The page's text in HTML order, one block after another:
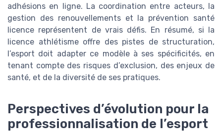
adhésions en ligne. La coordination entre acteurs, la
gestion des renouvellements et la prévention santé
licence représentent de vrais défis. En résumé, si la
licence athlétisme offre des pistes de structuration,
l’esport doit adapter ce modèle à ses spécificités, en
tenant compte des risques d’exclusion, des enjeux de
santé, et de la diversité de ses pratiques.
Perspectives d’évolution pour la
professionnalisation de l’esport